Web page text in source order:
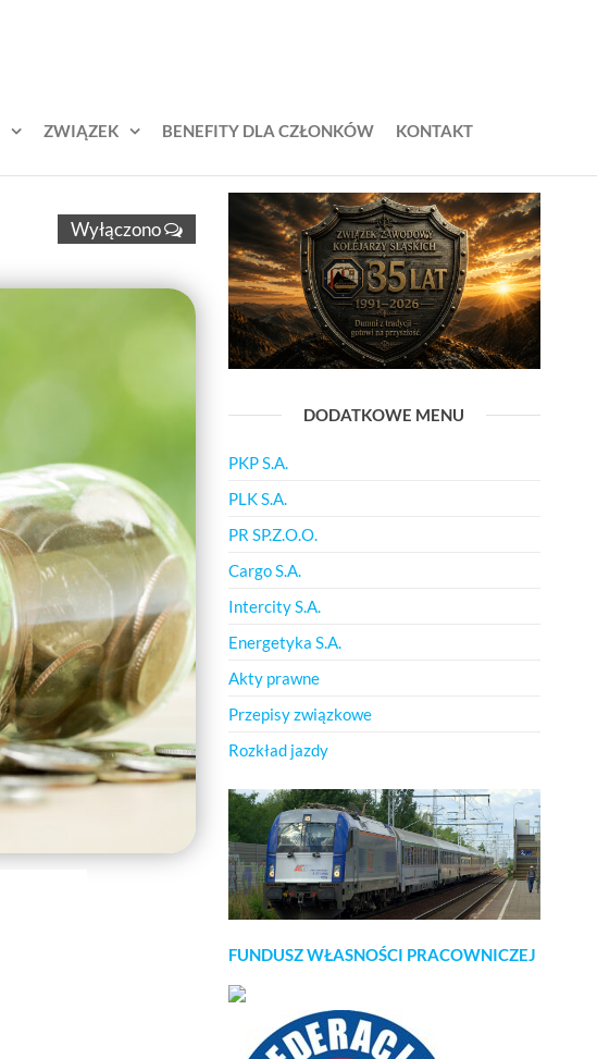
ZWIĄZEK BENEFITY DLA CZŁONKÓW KONTAKT
Wyłączono
DODATKOWE MENU
PKP S.A.
PLK S.A.
PR SP.Z.O.O.
Cargo S.A.
Intercity S.A.
Energetyka S.A.
Akty prawne
Przepisy związkowe
Rozkład jazdy
FUNDUSZ WŁASNOŚCI PRACOWNICZEJ